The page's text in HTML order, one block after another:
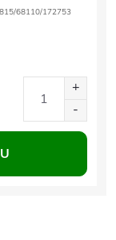
68110/172753